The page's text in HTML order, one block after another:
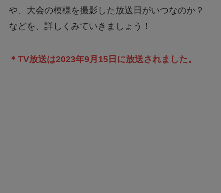
や、大会の模様を撮影した放送日がいつなのか？
などを、詳しくみていきましょう！
＊TV放送は2023年9月15日に放送されました。